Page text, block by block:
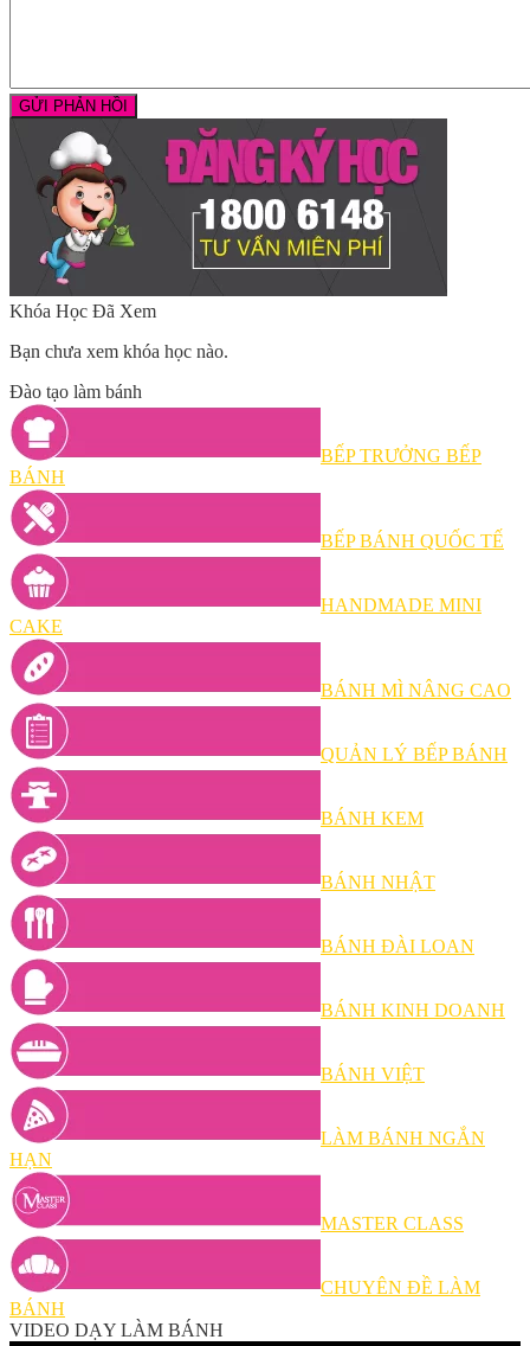
Khóa Học Đã Xem
Bạn chưa xem khóa học nào.
Đào tạo làm bánh
BẾP TRƯỞNG BẾP
BÁNH
BẾP BÁNH QUỐC TẾ
HANDMADE MINI
CAKE
BÁNH MÌ NÂNG CAO
QUẢN LÝ BẾP BÁNH
BÁNH KEM
BÁNH NHẬT
BÁNH ĐÀI LOAN
BÁNH KINH DOANH
BÁNH VIỆT
LÀM BÁNH NGẮN
HẠN
MASTER CLASS
CHUYÊN ĐỀ LÀM
BÁNH
VIDEO DẠY LÀM BÁNH